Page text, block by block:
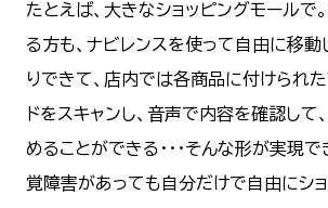
たとえば、大きなショッピングモールで
る方も、ナビレンスを使って自由に移
りできて、店内では各商品に付けられ
ドをスキャンし、音声で内容を確認して
めることができる・・・そんな形が実現
覚障害があっても自分だけで自由にシ